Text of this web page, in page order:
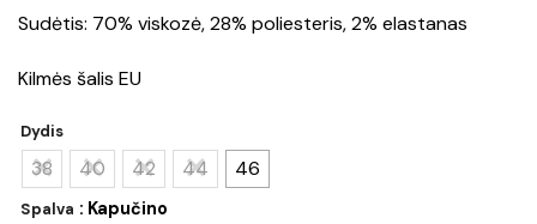
Sudėtis: 70% viskozė, 28% poliesteris, 2% elastanas
Kilmės šalis EU
Dydis
38 40 42 44 46
Spalva : Kapučino